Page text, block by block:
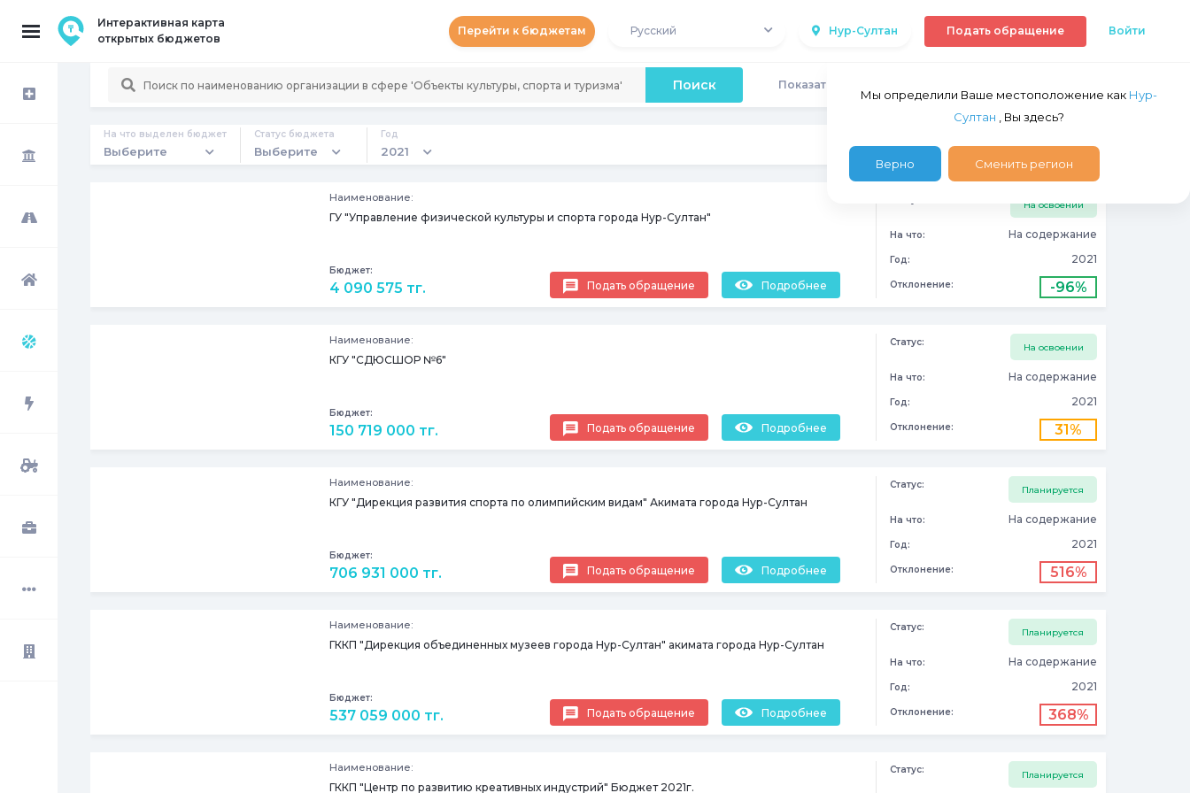
Мы определили Ваше местоположение как Нур-
Султан , Вы здесь?
Верно Сменить регион
Интерактивная карта
открытых бюджетов
Перейти к бюджетам Русский Нур-Султан Подать обращение Войти
Поиск Показать:
На что выделен бюджет
Выберите
Статус бюджета
Выберите
Год
2021
Наименование:
ГУ "Управление физической культуры и спорта города Нур-Султан"
Бюджет:
4 090 575 тг. Подать обращение Подробнее
На освоении
На что: На содержание
Год: 2021
Отклонение: -96%
Наименование:
КГУ "СДЮСШОР №6"
Бюджет:
150 719 000 тг. Подать обращение Подробнее
Статус: На освоении
На что: На содержание
Год: 2021
Отклонение: 31%
Наименование:
КГУ "Дирекция развития спорта по олимпийским видам" Акимата города Нур-Султан
Бюджет:
706 931 000 тг. Подать обращение Подробнее
Статус: Планируется
На что: На содержание
Год: 2021
Отклонение: 516%
Наименование:
ГККП "Дирекция объединенных музеев города Нур-Султан" акимата города Нур-Султан
Бюджет:
537 059 000 тг. Подать обращение Подробнее
Статус: Планируется
На что: На содержание
Год: 2021
Отклонение: 368%
Наименование:
ГККП "Центр по развитию креативных индустрий" Бюджет 2021г.
Статус: Планируется